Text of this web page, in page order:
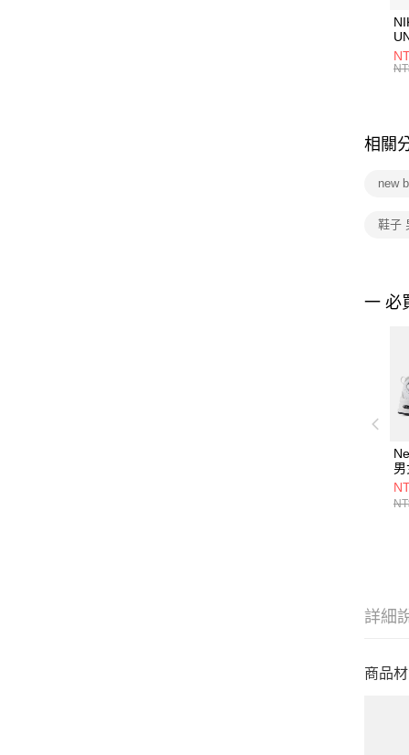
統
相關
new
鞋子
一 必
詳細
商品